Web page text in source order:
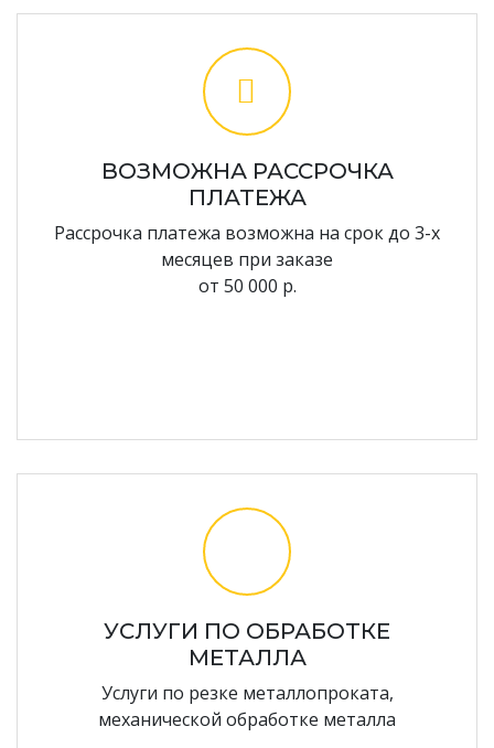
ВОЗМОЖНА РАССРОЧКА
ПЛАТЕЖА
Рассрочка платежа возможна на срок до 3-х
месяцев при заказе
от 50 000 р.
УСЛУГИ ПО ОБРАБОТКЕ
МЕТАЛЛА
Услуги по резке металлопроката,
механической обработке металла